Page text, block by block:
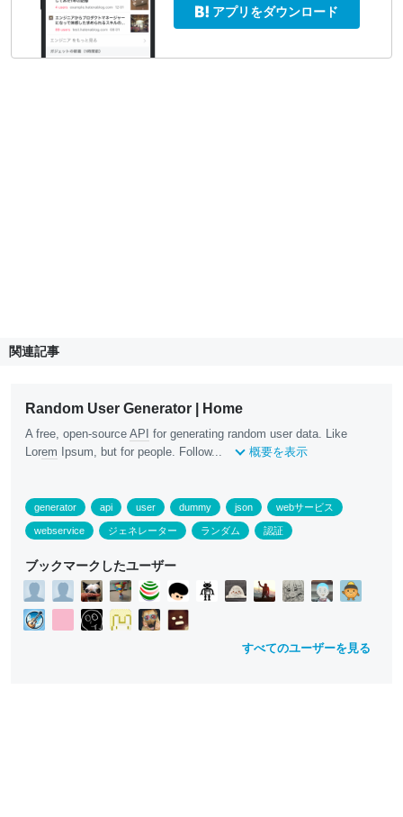
アプリをダウンロード
関連記事
Random User Generator | Home
A free, open-source API for generating random user data. Like
Lorem Ipsum, but for people. Follow... 概要を表示
generator api user dummy json webサービス
webservice ジェネレーター ランダム 認証
ブックマークしたユーザー
すべてのユーザーを見る